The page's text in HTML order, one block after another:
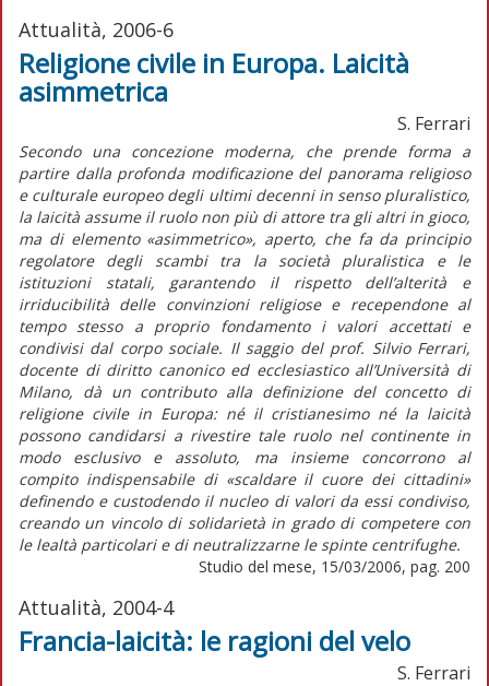
Attualità, 2006-6
Religione civile in Europa. Laicità
asimmetrica
S. Ferrari
Secondo una concezione moderna, che prende forma a
partire dalla profonda modificazione del panorama religioso
e culturale europeo degli ultimi decenni in senso pluralistico,
la laicità assume il ruolo non più di attore tra gli altri in gioco,
ma di elemento «asimmetrico», aperto, che fa da principio
regolatore degli scambi tra la società pluralistica e le
istituzioni statali, garantendo il rispetto dell’alterità e
irriducibilità delle convinzioni religiose e recependone al
tempo stesso a proprio fondamento i valori accettati e
condivisi dal corpo sociale. Il saggio del prof. Silvio Ferrari,
docente di diritto canonico ed ecclesiastico all’Università di
Milano, dà un contributo alla definizione del concetto di
religione civile in Europa: né il cristianesimo né la laicità
possono candidarsi a rivestire tale ruolo nel continente in
modo esclusivo e assoluto, ma insieme concorrono al
compito indispensabile di «scaldare il cuore dei cittadini»
definendo e custodendo il nucleo di valori da essi condiviso,
creando un vincolo di solidarietà in grado di competere con
le lealtà particolari e di neutralizzarne le spinte centrifughe.
Studio del mese, 15/03/2006, pag. 200
Attualità, 2004-4
Francia-laicità: le ragioni del velo
S. Ferrari